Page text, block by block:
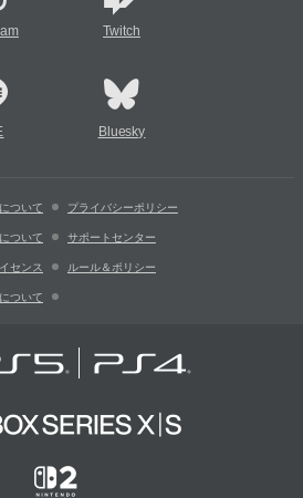
Twitch
Bluesky
ついて プライバシーポリシー
ついて サポートセンター
センス ルール＆ポリシー
ついて